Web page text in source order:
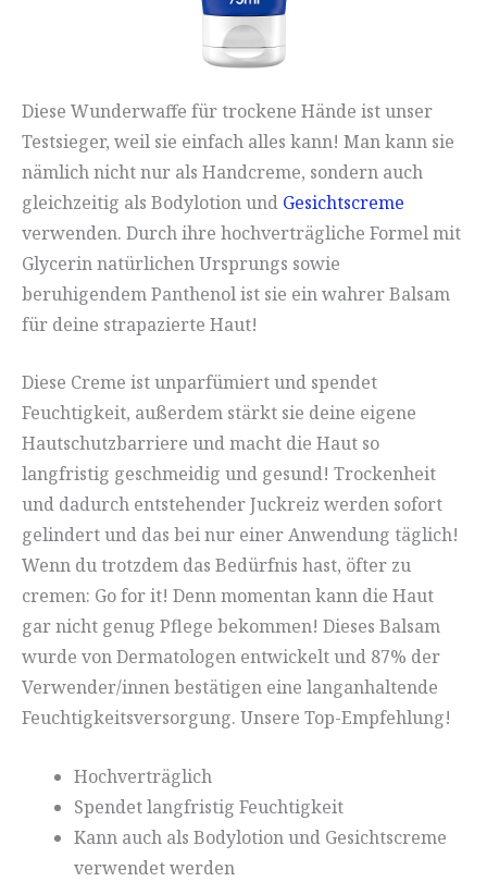
Diese Wunderwaffe für trockene Hände ist unser
Testsieger, weil sie einfach alles kann! Man kann sie
nämlich nicht nur als Handcreme, sondern auch
gleichzeitig als Bodylotion und Gesichtscreme
verwenden. Durch ihre hochverträgliche Formel mit
Glycerin natürlichen Ursprungs sowie
beruhigendem Panthenol ist sie ein wahrer Balsam
für deine strapazierte Haut!
Diese Creme ist unparfümiert und spendet
Feuchtigkeit, außerdem stärkt sie deine eigene
Hautschutzbarriere und macht die Haut so
langfristig geschmeidig und gesund! Trockenheit
und dadurch entstehender Juckreiz werden sofort
gelindert und das bei nur einer Anwendung täglich!
Wenn du trotzdem das Bedürfnis hast, öfter zu
cremen: Go for it! Denn momentan kann die Haut
gar nicht genug Pflege bekommen! Dieses Balsam
wurde von Dermatologen entwickelt und 87% der
Verwender/innen bestätigen eine langanhaltende
Feuchtigkeitsversorgung. Unsere Top-Empfehlung!
Hochverträglich
Spendet langfristig Feuchtigkeit
Kann auch als Bodylotion und Gesichtscreme
verwendet werden